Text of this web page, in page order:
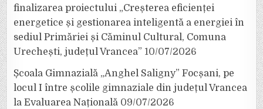
finalizarea proiectului „Creșterea eficienței
energetice și gestionarea inteligentă a energiei în
sediul Primăriei și Căminul Cultural, Comuna
Urechești, județul Vrancea” 10/07/2026
Școala Gimnazială „Anghel Saligny” Focșani, pe
locul I între școlile gimnaziale din județul Vrancea
la Evaluarea Națională 09/07/2026